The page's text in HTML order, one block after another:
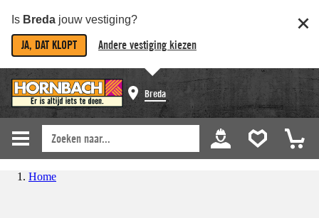
Is Breda jouw vestiging?
JA, DAT KLOPT Andere vestiging kiezen
Breda
Home